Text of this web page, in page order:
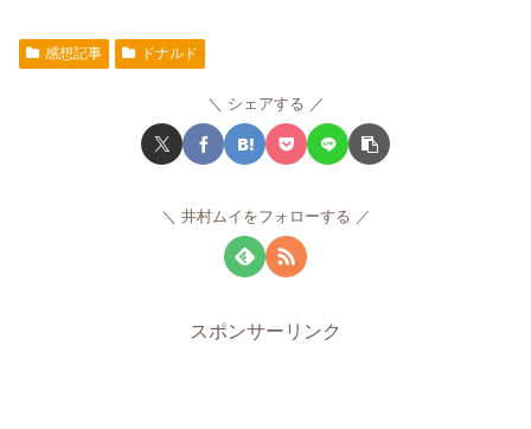
感想記事 ドナルド
シェアする
井村ムイをフォローする
スポンサーリンク